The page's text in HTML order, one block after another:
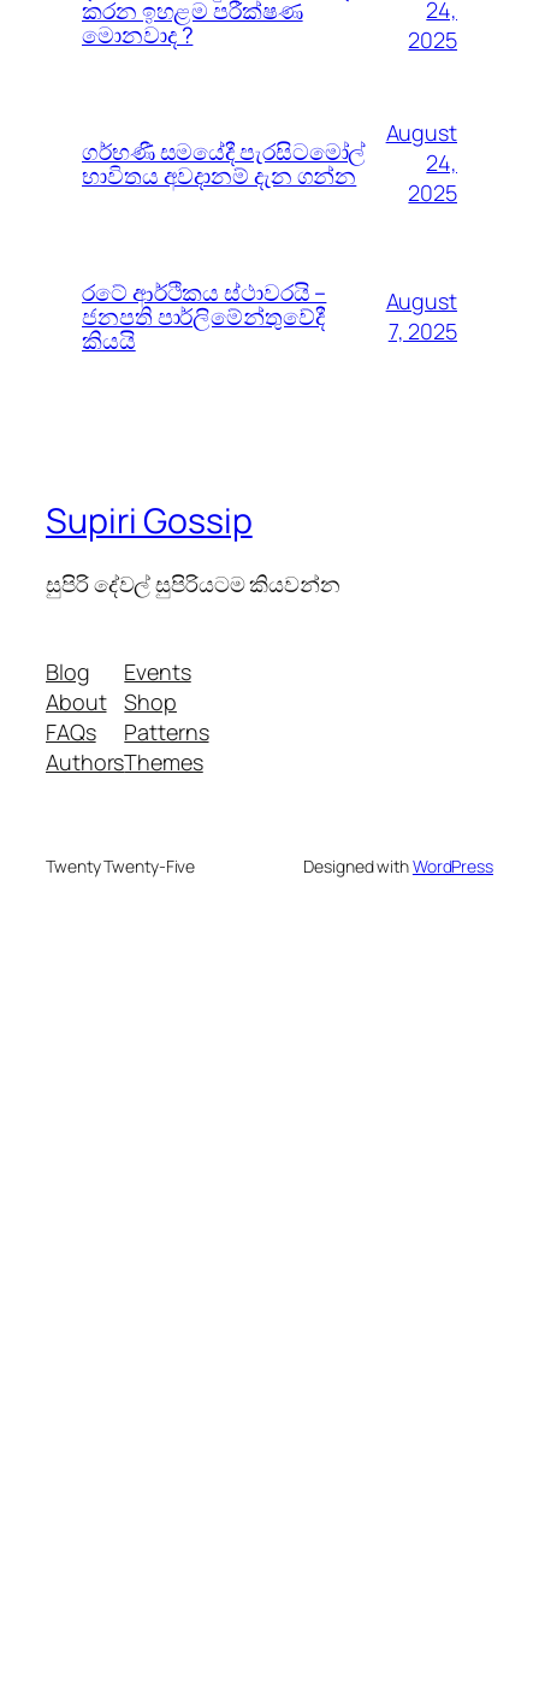
කරන ඉහළම පරීක්ෂණ
මොනවාද ?
24,
2025
ගර්භණී සමයේදී පැරසිටමෝල්
භාවිතය අවදානම් දැන ගන්න
August
24,
2025
රටේ ආර්ථිකය ස්ථාවරයි –
ජනපති පාර්ලිමේන්තුවේදී
කියයි
August
7, 2025
Supiri Gossip
සුපිරි දේවල් සුපිරියටම කියවන්න
Blog
About
FAQs
Authors
Events
Shop
Patterns
Themes
Twenty Twenty-Five Designed withWordPress